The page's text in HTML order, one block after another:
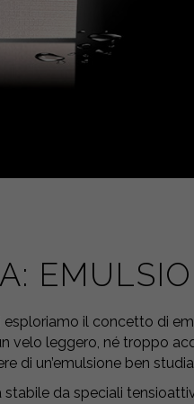
il concetto di
velo leggero, né troppo
di un’emulsione ben
stabile da speciali